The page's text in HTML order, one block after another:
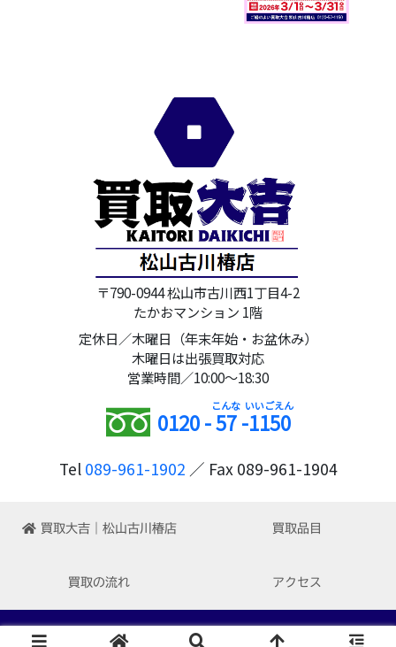
〒790-0944 松山市古川西1丁目4-2
たかおマンション 1階
定休日／木曜日（年末年始・お盆休み）
木曜日は出張買取対応
営業時間／10:00～18:30
0120 -57-1150
Tel 089-961-1902 ／ Fax 089-961-1904
買取大吉｜松山古川椿店 買取品目
買取の流れ アクセス
Copyright © 2022-2026 買取大吉 松山古川椿店 All Rights Reserved.